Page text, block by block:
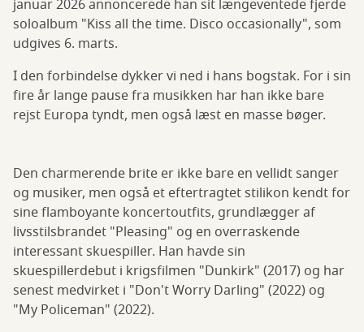
januar 2026 annoncerede han sit længeventede fjerde
soloalbum "Kiss all the time. Disco occasionally", som
udgives 6. marts.
I den forbindelse dykker vi ned i hans bogstak. For i sin
fire år lange pause fra musikken har han ikke bare
rejst Europa tyndt, men også læst en masse bøger.
Den charmerende brite er ikke bare en vellidt sanger
og musiker, men også et eftertragtet stilikon kendt for
sine flamboyante koncertoutfits, grundlægger af
livsstilsbrandet "Pleasing" og en overraskende
interessant skuespiller. Han havde sin
skuespillerdebut i krigsfilmen "Dunkirk" (2017) og har
senest medvirket i "Don't Worry Darling" (2022) og
"My Policeman" (2022).